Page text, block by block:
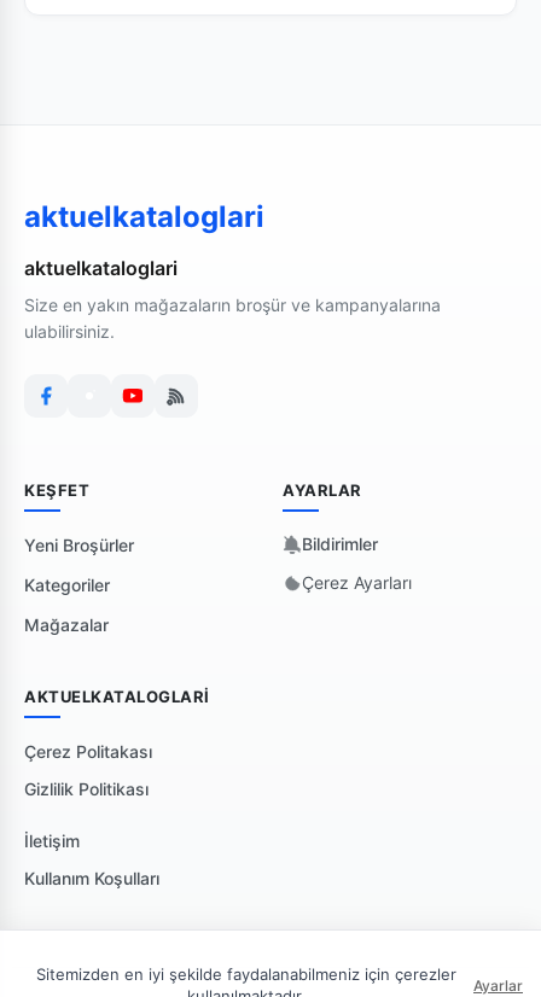
aktuelkataloglari
aktuelkataloglari
Size en yakın mağazaların broşür ve kampanyalarına
ulabilirsiniz.
KEŞFET
Yeni Broşürler
Kategoriler
Mağazalar
AYARLAR
Bildirimler
Çerez Ayarları
AKTUELKATALOGLARI
Çerez Politakası
Gizlilik Politikası
İletişim
Kullanım Koşulları
Sitemizden en iyi şekilde faydalanabilmeniz için çerezler
Ayarlar